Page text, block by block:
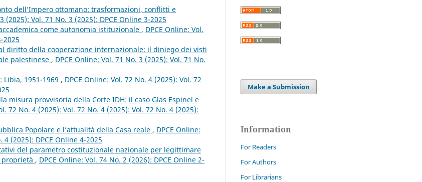
dell’Impero ottomano: trasformazioni, conflitti e
(2025): Vol. 71 No. 3 (2025): DPCE Online 3-2025
come autonomia istituzionale , DPCE Online: Vol.
2025
diritto della cooperazione internazionale: il diniego dei visti
palestinese , DPCE Online: Vol. 71 No. 3 (2025): Vol. 71 No.
1951-1969 , DPCE Online: Vol. 72 No. 4 (2025): Vol. 72
misura provvisoria della Corte IDH: il caso Glas Espinel e
72 No. 4 (2025): Vol. 72 No. 4 (2025): Vol. 72 No. 4 (2025):
Popolare e l’attualità della Casa reale , DPCE Online:
(2025): DPCE Online 4-2025
del parametro costituzionale nazionale per legittimare
, DPCE Online: Vol. 74 No. 2 (2026): DPCE Online 2-
Make a Submission
Information
For Readers
For Authors
For Librarians